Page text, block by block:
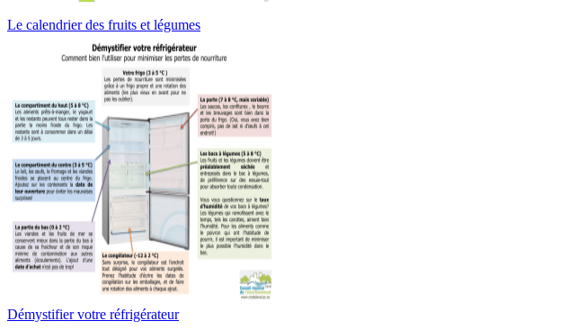
Le calendrier des fruits et légumes
Démystifier votre réfrigérateur